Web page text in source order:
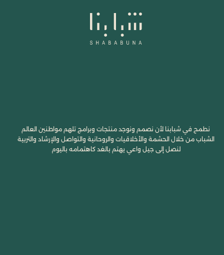
نطمح في شبابنا لأن نصمم ونوجد منتجات وبرامج تلهم مواطنين العالم
الشباب من خلال الحشمة والأخلاقيات والروحانية والتواصل والإرشاد والتربية
لنصل إلى جيل واعي يهتم بالغد كاهتمامه باليوم